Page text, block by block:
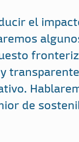
el
de